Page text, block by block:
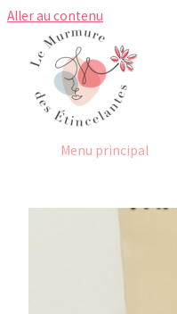
Aller au contenu
Menu principal